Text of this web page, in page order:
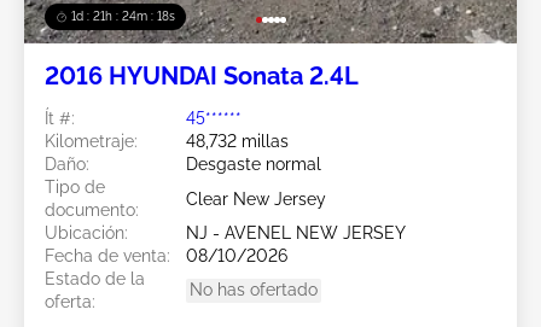
1d : 21h : 24m : 15s
2016 HYUNDAI Sonata 2.4L
Ít #:
45******
Kilometraje:
48,732 millas
Daño:
Desgaste normal
Tipo de
documento:
Clear New Jersey
Ubicación:
NJ - AVENEL NEW JERSEY
Fecha de venta:
08/10/2026
Estado de la
oferta:
No has ofertado